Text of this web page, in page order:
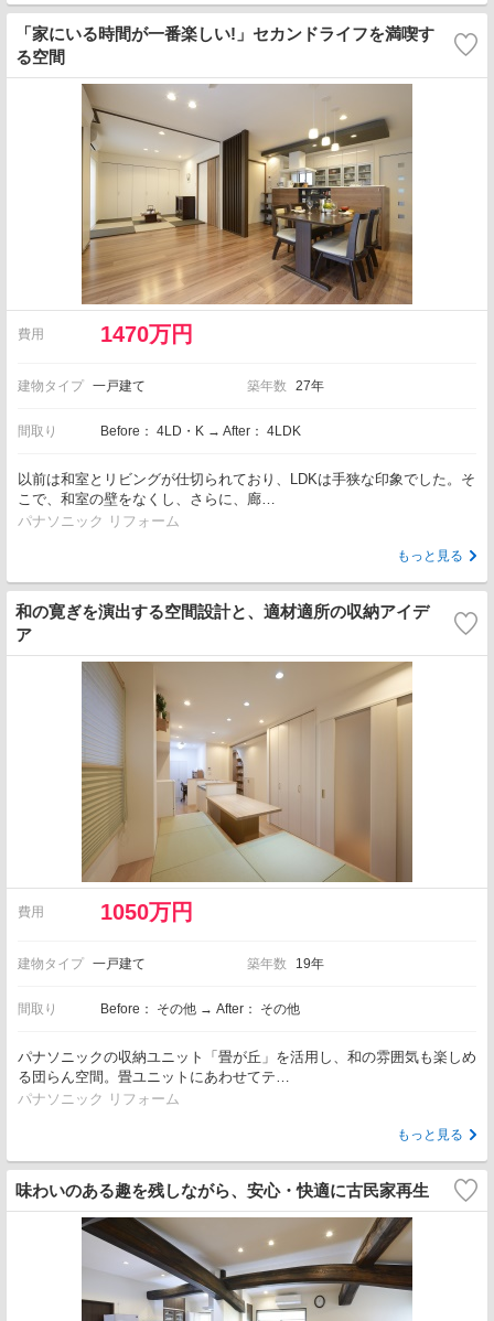
「家にいる時間が一番楽しい!」セカンドライフを満喫す
る空間
費用 1470万円
建物タイプ 一戸建て 築年数 27年
間取り Before： 4LD・K → After： 4LDK
以前は和室とリビングが仕切られており、LDKは手狭な印象でした。そ
こで、和室の壁をなくし、さらに、廊…
パナソニック リフォーム
もっと見る
和の寛ぎを演出する空間設計と、適材適所の収納アイデ
ア
費用 1050万円
建物タイプ 一戸建て 築年数 19年
間取り Before： その他 → After： その他
パナソニックの収納ユニット「畳が丘」を活用し、和の雰囲気も楽しめ
る団らん空間。畳ユニットにあわせてテ…
パナソニック リフォーム
もっと見る
味わいのある趣を残しながら、安心・快適に古民家再生